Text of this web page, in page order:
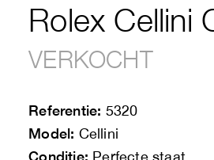
Rolex Cellini
VERKOCHT
Referentie: 5320
Model: Cellini
Conditie: